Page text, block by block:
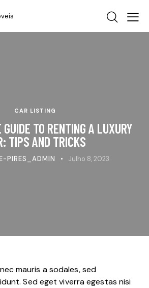
CAR LISTING
TO RENTING A LUXURY
TIPS AND TRICKS
PIRES_ADMIN Julho 8, 2023
mauris a sodales, sed
Sed eget viverra egestas nisi